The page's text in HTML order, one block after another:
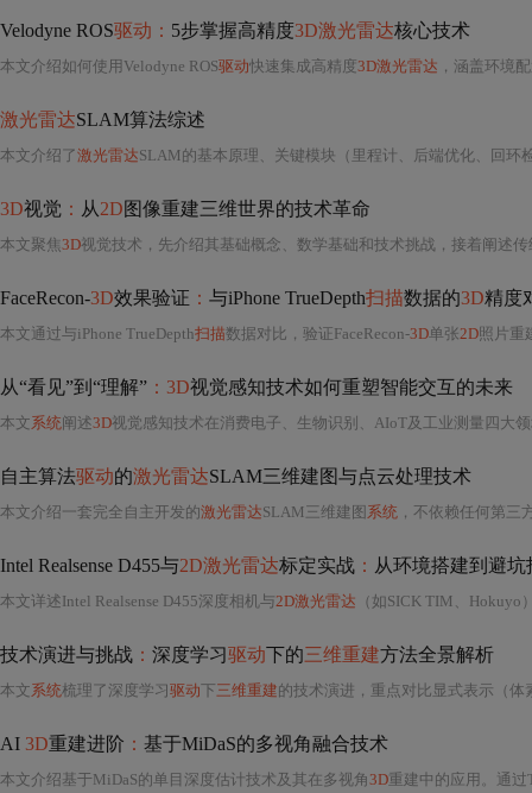
Velodyne ROS驱动： 5步掌握高精度3D激光雷达核心技术
本文介绍如何使用Velodyne ROS驱动快速集成高精度3D激光雷达 ，涵盖环境配置、设备适配、参数设置、数据采集与可视化
激光雷达SLAM算法综述
本文介绍了激光雷达SLAM的基本原理、关键模块（里程计、后端优化、回环检测和地图构建），列举了经典开源算法并探讨了发展趋势，包括深度学
3D视觉 ： 从2D图像重建三维世界的技术革命
本文聚焦3D视觉技术，先介绍其基础概念、数学基础和技术挑战，接着阐述传
FaceRecon-3D效果验证 ： 与iPhone TrueDepth扫描数据的3D精度
本文通过与iPhone TrueDepth扫描数据对比，验证FaceRecon-3D单张2D照片重
从“看见”到“理解” ：3D视觉感知技术如何重塑智能交互的未来
本文系统阐述3D视觉感知技术在消费电子、生物识别、AIoT及工业测量四大
自主算法驱动的激光雷达SLAM三维建图与点云处理技术
本文介绍一套完全自主开发的激光雷达SLAM三维建图 系统 ，不依赖任何第三
Intel Realsense D455与2D激光雷达标定实战 ： 从环境搭建到避坑
本文详述Intel Realsense D455深度相机与2D激光雷达 （如SICK TIM、Hokuyo）在ROS环境下的外参标定全流程，涵盖硬件安装规范、AprilTag标定板配置、数据采集
技术演进与挑战 ： 深度学习驱动下的三维重建方法全景解析
本文系统梳理了深度学习驱动下三维重建的技术演进，重点对比显式表示（体素、点云、网格）与隐式表示（占用网络、SDF、NeRF）的原理、
AI 3D重建进阶 ： 基于MiDaS的多视角融合技术
本文介绍基于MiDaS的单目深度估计技术及其在多视角3D重建中的应用。通过